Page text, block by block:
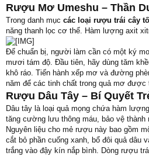
Rượu Mơ Umeshu – Thần
Trong danh mục các loại rượu trái cây
năng thanh lọc cơ thể. Hàm lượng axit
Để chuẩn bị, người làm cần có một ký
mươi tám độ. Đầu tiên, hãy dùng tăm
khô ráo. Tiến hành xếp mơ và đường
năm để các tinh chất trong quả mơ được
Rượu Dâu Tây – Bí Quyết
Dâu tây là loại quả mọng chứa hàm
tăng cường lưu thông máu, bảo vệ
Nguyên liệu cho mẻ rượu này bao gồm
cắt bỏ phần cuống xanh, bổ đôi quả
trắng vào đậy kín nắp bình. Dòng rượu